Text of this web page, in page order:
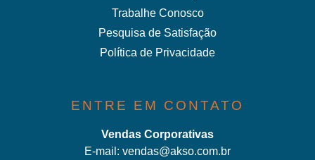
Trabalhe Conosco
Pesquisa de Satisfação
Política de Privacidade
ENTRE EM CONTATO
Vendas Corporativas
E-mail: vendas@akso.com.br